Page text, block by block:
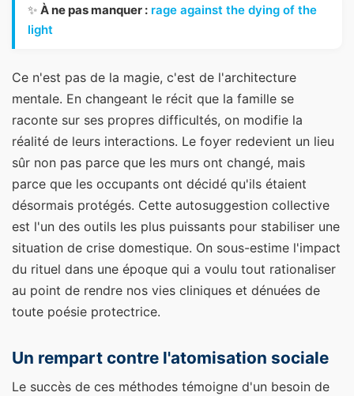
✨ À ne pas manquer : rage against the dying of the
light
Ce n'est pas de la magie, c'est de l'architecture
mentale. En changeant le récit que la famille se
raconte sur ses propres difficultés, on modifie la
réalité de leurs interactions. Le foyer redevient un lieu
sûr non pas parce que les murs ont changé, mais
parce que les occupants ont décidé qu'ils étaient
désormais protégés. Cette autosuggestion collective
est l'un des outils les plus puissants pour stabiliser une
situation de crise domestique. On sous-estime l'impact
du rituel dans une époque qui a voulu tout rationaliser
au point de rendre nos vies cliniques et dénuées de
toute poésie protectrice.
Un rempart contre l'atomisation sociale
Le succès de ces méthodes témoigne d'un besoin de